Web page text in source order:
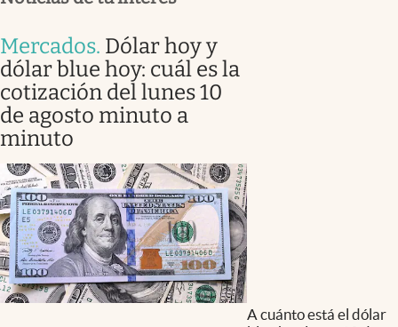
Mercados. Dólar hoy y
dólar blue hoy: cuál es la
cotización del lunes 10
de agosto minuto a
minuto
A cuánto está el dólar